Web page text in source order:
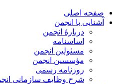
صفحه اصلی
آشنایی با انجمن
دربارۀ انجمن
اساسنامه
مسئولین انجمن
مؤسسین انجمن
روزنامه رسمی
شرح وظایف سازمانی انجمن